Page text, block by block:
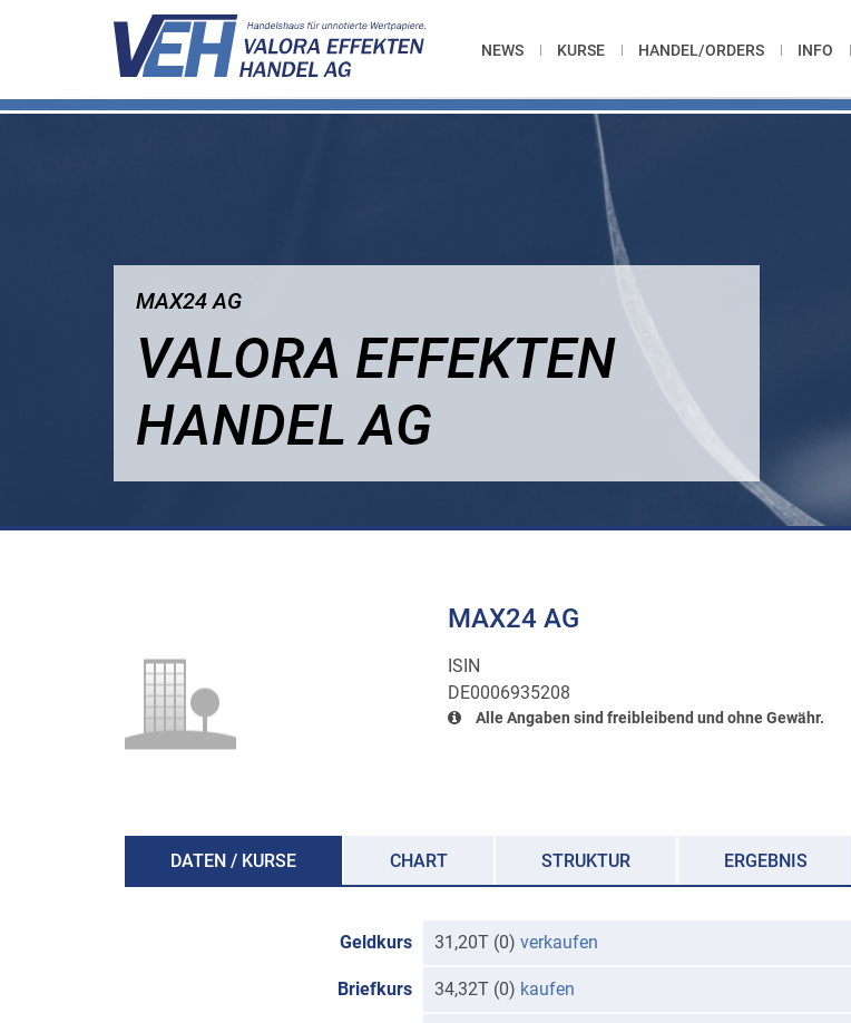
NEWS KURSE HANDEL/ORDERS INFO
MAX24 AG
VALORA EFFEKTEN
HANDEL AG
MAX24 AG
ISIN
DE0006935208
Alle Angaben sind freibleibend und ohne Gewähr.
DATEN / KURSE CHART STRUKTUR ERGEBNIS
Geldkurs 31,20T (0) verkaufen
Briefkurs 34,32T (0) kaufen